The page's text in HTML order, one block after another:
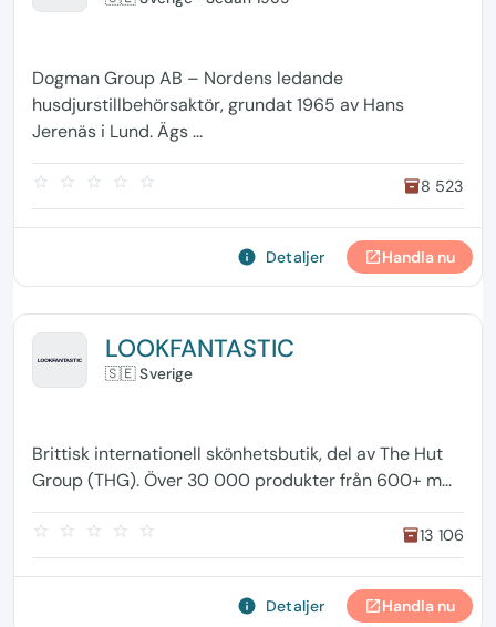
Dogman Group AB – Nordens ledande
husdjurstillbehörsaktör, grundat 1965 av Hans
Jerenäs i Lund. Ägs ...
star_border star_border star_border star_border star_border inventory8 523
info Detaljer open_in_newHandla nu
LOOKFANTASTIC
🇸🇪 Sverige
Brittisk internationell skönhetsbutik, del av The Hut
Group (THG). Över 30 000 produkter från 600+ m...
star_border star_border star_border star_border star_border inventory13 106
info Detaljer open_in_newHandla nu